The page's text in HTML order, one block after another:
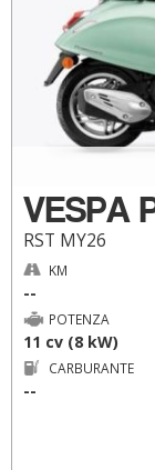
VESPA
RST MY26
KM
--
POTENZA
11 cv (8 kW)
CARBURANTE
--